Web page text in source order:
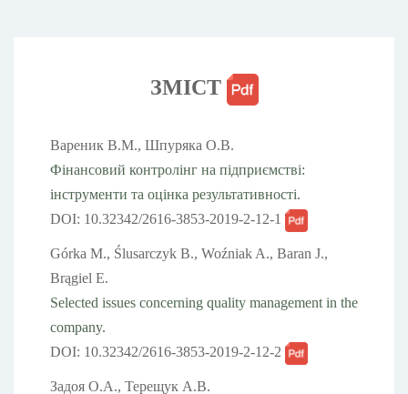
ЗМІСТ
Вареник В.М., Шпуряка О.В.
Фінансовий контролінг на підприємстві:
інструменти та оцінка результативності.
DOI: 10.32342/2616-3853-2019-2-12-1
Górka M., Ślusarczyk B., Woźniak A., Baran J.,
Brągiel E.
Selected issues concerning quality management in the
company.
DOI: 10.32342/2616-3853-2019-2-12-2
Задоя О.А., Терещук А.В.